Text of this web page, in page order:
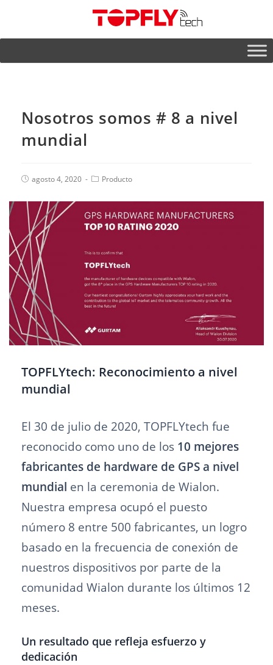
Nosotros somos # 8 a nivel
mundial
agosto 4, 2020 Producto
TOPFLYtech: Reconocimiento a nivel
mundial
El 30 de julio de 2020, TOPFLYtech fue
reconocido como uno de los 10 mejores
fabricantes de hardware de GPS a nivel
mundial en la ceremonia de Wialon.
Nuestra empresa ocupó el puesto
número 8 entre 500 fabricantes, un logro
basado en la frecuencia de conexión de
nuestros dispositivos por parte de la
comunidad Wialon durante los últimos 12
meses.
Un resultado que refleja esfuerzo y
dedicación